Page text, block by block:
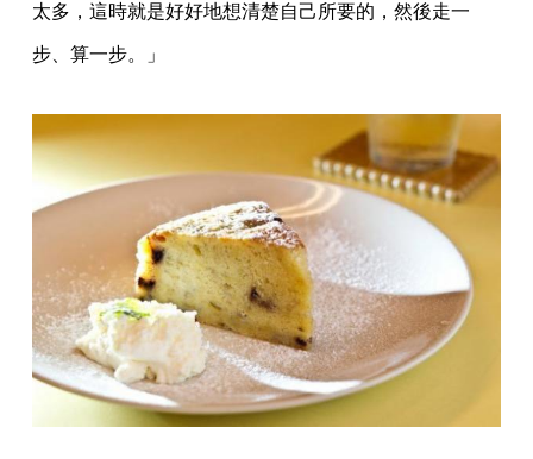
太多，這時就是好好地想清楚自己所要的，然後走一
步、算一步。」